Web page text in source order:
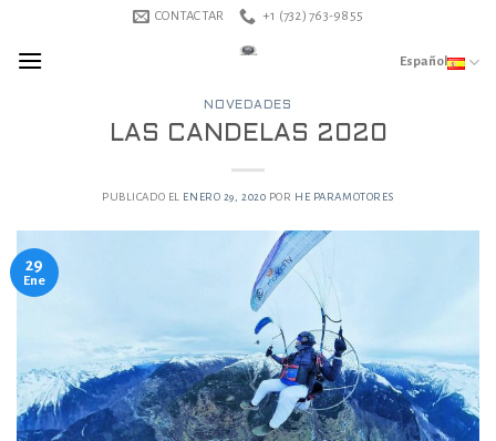
content
CONTACTAR +1 (732) 763-9855
Español
NOVEDADES
LAS CANDELAS 2020
PUBLICADO EL ENERO 29, 2020 POR HE PARAMOTORES
29
Ene